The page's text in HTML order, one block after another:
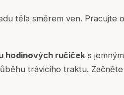
těla směrem ven. Pracujte
hodinových ručiček s
trávicího traktu. Začněte